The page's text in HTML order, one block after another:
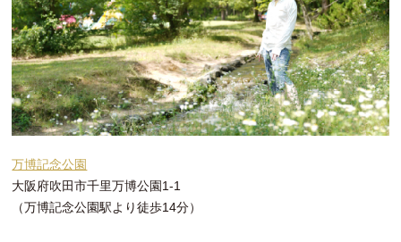
万博記念公園
大阪府吹田市千里万博公園1-1
（万博記念公園駅より徒歩14分）